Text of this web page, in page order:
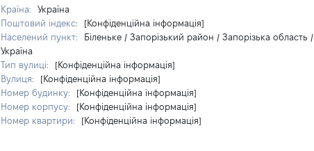
Країна:
Україна
Поштовий індекс:
[Конфіденційна інформація]
Населений пункт:
Біленьке / Запорізький район / Запорізька область /
Україна
Тип вулиці:
[Конфіденційна інформація]
Вулиця:
[Конфіденційна інформація]
Номер будинку:
[Конфіденційна інформація]
Номер корпусу:
[Конфіденційна інформація]
Номер квартири:
[Конфіденційна інформація]